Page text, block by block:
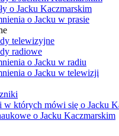
o Jacku Kaczmarskim
o Jacku w prasie
telewizyjne
radiowe
o Jacku w radiu
o Jacku w telewizji
w których mówi się o Jacku
o Jacku Kaczmarskim